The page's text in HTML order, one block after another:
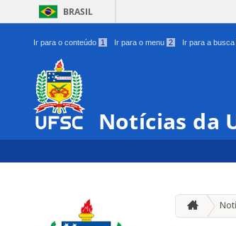
BRASIL
Ir para o conteúdo 1 Ir para o menu 2 Ir para a busca
Notícias da